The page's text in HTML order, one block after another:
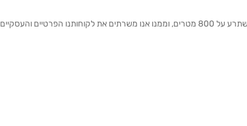
אנחנו מזמינים אותכם להתרשם מאולם התצוגה הגדול והמרשים ביותר בצפון המשתרע על 800 מטרים, וממנו אנו משרתים את לקוחותנו הפרטיים והעסקיים